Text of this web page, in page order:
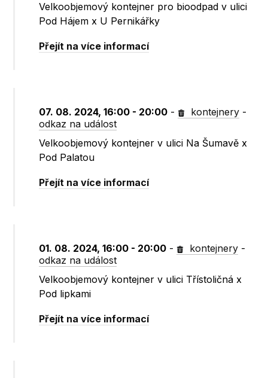
Velkoobjemový kontejner pro bioodpad v ulici
Pod Hájem x U Pernikářky
Přejít na více informací
07. 08. 2024, 16:00 - 20:00 - kontejnery -
odkaz na událost
Velkoobjemový kontejner v ulici Na Šumavě x
Pod Palatou
Přejít na více informací
01. 08. 2024, 16:00 - 20:00 - kontejnery -
odkaz na událost
Velkoobjemový kontejner v ulici Třístoličná x
Pod lipkami
Přejít na více informací